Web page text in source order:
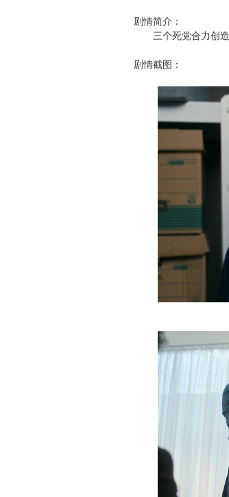
剧情简介：
三个死党合力创造
剧情截图：